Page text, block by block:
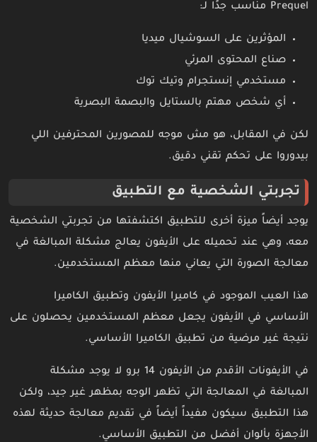
Prequel مناسب جدًا لـ:
المؤثرين على السوشيال ميديا
صناع المحتوى المرئي
مستخدمي إنستجرام وتيك توك
أي شخص مهتم بالستايل والبصمة البصرية
لكن في المقابل، هو مش موجه للمصورين المحترفين اللي
بيدوروا على تحكم تقني دقيق.
تجربتي الشخصية مع التطبيق
يوجد أيضاً ميزة أخرى للتطبيق اكتشفتها من تجربتي الشخصية
معه، وهي عند تحميله على الأيفون يعالج مشكلة المبالغة في
معالجة الصورة التي يعاني منها معظم المستخدمين.
هذا العيب الموجود في كاميرا الأيفون وتطبيق الكاميرا
الأساسي في الأيفون يجعل معظم المستخدمين يحصلون على
نتيجة غير مرضية من تطبيق الكاميرا الأساسي.
في الأيفونات الأقدم من الأيفون 14 برو لا يوجد مشكلة
المبالغة في المعالجة التي تظهر الوجه بمظهر غير جيد، ولكن
هذا التطبيق سيكون مفيداً أيضاً في تقديم معالجة حديثة لهذه
الأجهزة بألوان أفضل من التطبيق الأساسي.